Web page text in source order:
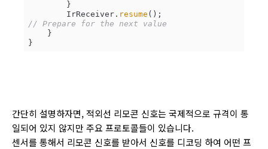
        IrReceiver.
resume
// Prepare for the next value
}
간단히 설명하자면, 적외선 리모콘 신호는 국제적으로 규격이 통
일되어 있지 않지만 주요 프로토콜들이 있습니다.
센서를 통해서 리모콘 신호를 받아서 신호를 디코딩 하여 어떤 프